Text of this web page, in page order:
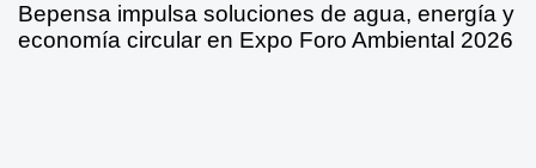
Bepensa impulsa soluciones de agua, energía y
economía circular en Expo Foro Ambiental 2026